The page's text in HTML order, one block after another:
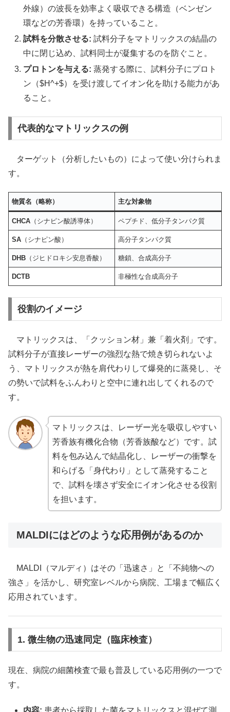
外線）の波長を効率よく吸収できる構造（ベンゼン
環などの芳香環）を持っていること。
試料を分散させる: 試料分子をマトリックスの結晶の
中に閉じ込め、試料同士が凝集するのを防ぐこと。
プロトンを与える: 蒸発する際に、試料分子にプロト
ン（$H^+$）を受け渡してイオン化を助ける能力があ
ること。
代表的なマトリックスの例
ターゲット（分析したいもの）によって使い分けられま
す。
物質名（略称） 主な対象物
CHCA （シナピン酸誘導体） ペプチド、低分子タンパク質
SA （シナピン酸） 高分子タンパク質
DHB （ジヒドロキシ安息香酸） 糖鎖、合成高分子
DCTB 非極性な合成高分子
役割のイメージ
マトリックスは、「クッション材」兼「着火剤」です。
試料分子が直接レーザーの強烈な熱で焼き切られないよ
う、マトリックスが熱を肩代わりして爆発的に蒸発し、そ
の勢いで試料をふんわりと空中に連れ出してくれるので
す。
マトリックスは、レーザー光を吸収しやすい
芳香族有機化合物（芳香族酸など）です。試
料を包み込んで結晶化し、レーザーの衝撃を
和らげる「身代わり」として蒸発すること
で、試料を壊さず安全にイオン化させる役割
を担います。
MALDIにはどのような応用例があるのか
MALDI（マルディ）はその「迅速さ」と「不純物への
強さ」を活かし、研究室レベルから病院、工場まで幅広く
応用されています。
1. 微生物の迅速同定（臨床検査）
現在、病院の細菌検査で最も普及している応用例の一つで
す。
内容: 患者から採取した菌をマトリックスと混ぜて測